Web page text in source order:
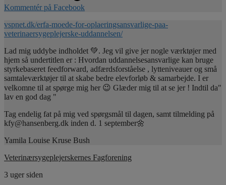
Kommentér på Facebook
vspnet.dk/erfa-moede-for-oplaeringsansvarlige-paa-
veterinaersygeplejerske-uddannelsen/
Lad mig uddybe indholdet 💚. Jeg vil give jer nogle værktøjer med
hjem så undertitlen er : Hvordan uddannelsesansvarlige kan bruge
styrkebaseret feedforward, adfærdsforståelse , lytteniveauer og små
samtaleværktøjer til at skabe bedre elevforløb & samarbejde. I er
velkomne til at spørge mig her 😉 Glæder mig til at se jer ! Indtil da"
lav en god dag "
Tag endelig fat på mig ved spørgsmål til dagen, samt tilmelding på
kfy@hansenberg.dk inden d. 1 september🌼
Yamila Louise Kruse Bush
Veterinærsygeplejerskernes Fagforening
3 uger siden